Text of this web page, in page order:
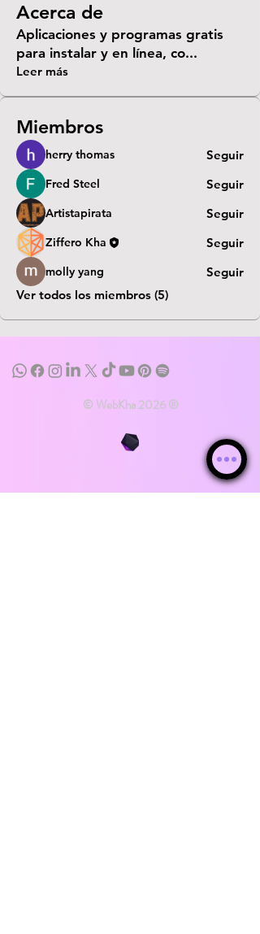
Acerca de
Aplicaciones y programas gratis
para instalar y en línea, co...
Leer más
Miembros
herry thomas Seguir
Fred Steel Seguir
Artistapirata Seguir
Ziffero Kha Seguir
molly yang
Seguir
Ver todos los miembros (5)
© WebKha 2026 ®